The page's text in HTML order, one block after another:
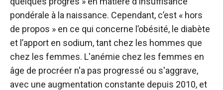
pondérale à la naissance. Cependant, c’est « hors
de propos » en ce qui concerne l’obésité, le diabète
et l’apport en sodium, tant chez les hommes que
chez les femmes. L'anémie chez les femmes en
âge de procréer n'a pas progressé ou s'aggrave,
avec une augmentation constante depuis 2010, et